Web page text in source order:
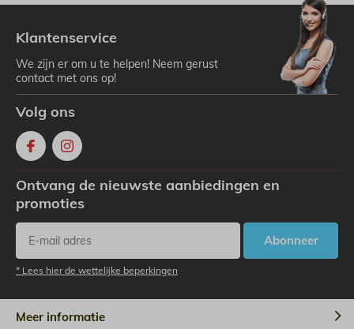
Klantenservice
We zijn er om u te helpen! Neem gerust
contact met ons op!
Volg ons
Ontvang de nieuwste aanbiedingen en
promoties
Abonneer
* Lees hier de wettelijke beperkingen
Meer informatie